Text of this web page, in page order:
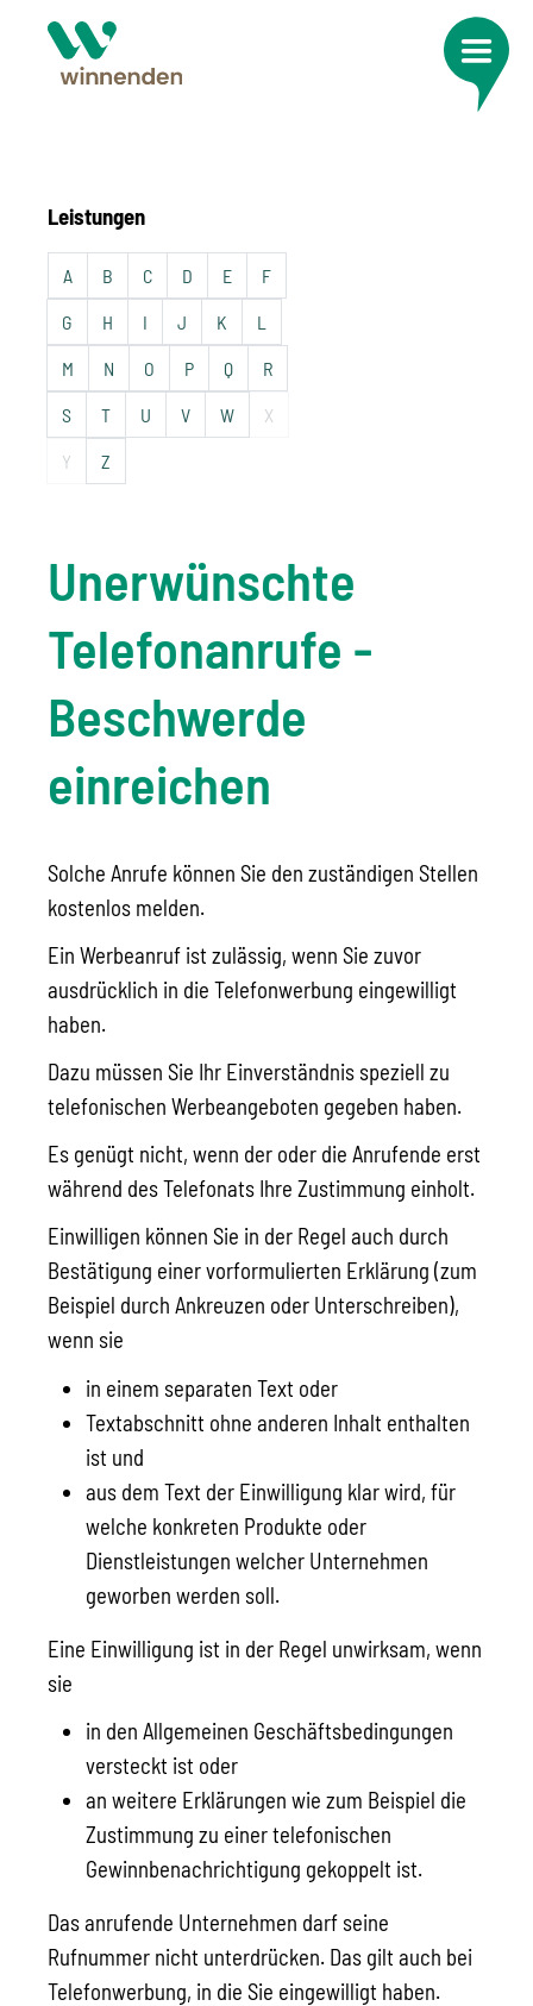
Leistungen
A B C D E F
G H I J K L
M N O P Q R
S T U V W X
Y Z
Unerwünschte
Telefonanrufe -
Beschwerde
einreichen
Solche Anrufe können Sie den zuständigen Stellen
kostenlos melden.
Ein Werbeanruf ist zulässig, wenn Sie zuvor
ausdrücklich in die Telefonwerbung eingewilligt
haben.
Dazu müssen Sie Ihr Einverständnis speziell zu
telefonischen Werbeangeboten gegeben haben.
Es genügt nicht, wenn der oder die Anrufende erst
während des Telefonats Ihre Zustimmung einholt.
Einwilligen können Sie in der Regel auch durch
Bestätigung einer vorformulierten Erklärung (zum
Beispiel durch Ankreuzen oder Unterschreiben),
wenn sie
in einem separaten Text oder
Textabschnitt ohne anderen Inhalt enthalten
ist und
aus dem Text der Einwilligung klar wird, für
welche konkreten Produkte oder
Dienstleistungen welcher Unternehmen
geworben werden soll.
Eine Einwilligung ist in der Regel unwirksam, wenn
sie
in den Allgemeinen Geschäftsbedingungen
versteckt ist oder
an weitere Erklärungen wie zum Beispiel die
Zustimmung zu einer telefonischen
Gewinnbenachrichtigung gekoppelt ist.
Das anrufende Unternehmen darf seine
Rufnummer nicht unterdrücken. Das gilt auch bei
Telefonwerbung, in die Sie eingewilligt haben.